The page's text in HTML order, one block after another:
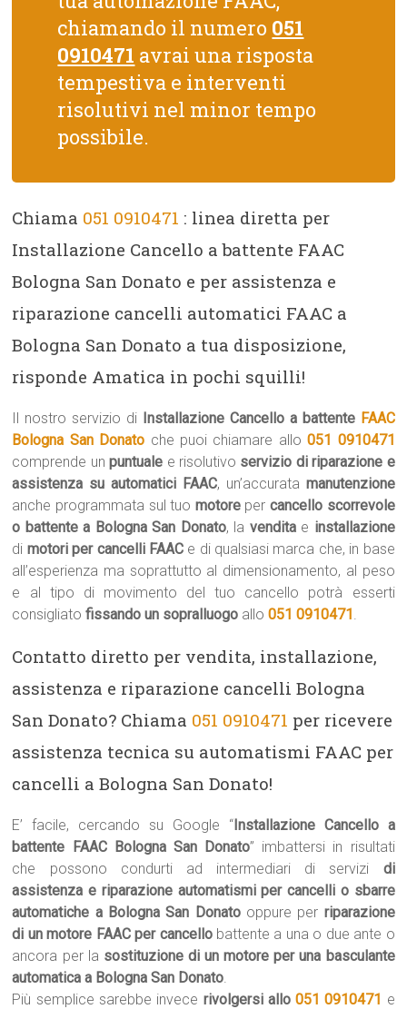
chiamando il numero 051
0910471 avrai una risposta
tempestiva e interventi
risolutivi nel minor tempo
possibile.
Chiama 051 0910471 : linea diretta per
Installazione Cancello a battente FAAC
Bologna San Donato e per assistenza e
riparazione cancelli automatici FAAC a
Bologna San Donato a tua disposizione,
risponde Amatica in pochi squilli!
Il nostro servizio di Installazione Cancello a battente FAAC
Bologna San Donato che puoi chiamare allo051 0910471
comprende unpuntuale e risolutivo servizio di riparazione e
assistenza su automatici FAAC, un’accurata manutenzione
anche programmata sul tuo motoreper cancello scorrevole
o battente a Bologna San Donato, la venditae installazione
di motori per cancelli FAACe di qualsiasi marca che, in base
all’esperienza ma soprattutto al dimensionamento, al peso
e al tipo di movimento del tuo cancello potrà esserti
consigliatofissando un sopralluogo allo051 0910471.
Contatto diretto per vendita, installazione,
assistenza e riparazione cancelli Bologna
San Donato? Chiama 051 0910471 per ricevere
assistenza tecnica su automatismi FAAC per
cancelli a Bologna San Donato!
E’ facile, cercando su Google “Installazione Cancello a
battente FAAC Bologna San Donato” imbattersi in risultati
che possono condurti ad intermediari di servizi di
assistenza e riparazione automatismi per cancelli o sbarre
automatiche a Bologna San Donato oppure per riparazione
di un motore FAAC per cancellobattente a una o due ante o
ancora per la sostituzione di un motore per una basculante
automatica a Bologna San Donato.
Più semplice sarebbe invece rivolgersi allo051 0910471 e